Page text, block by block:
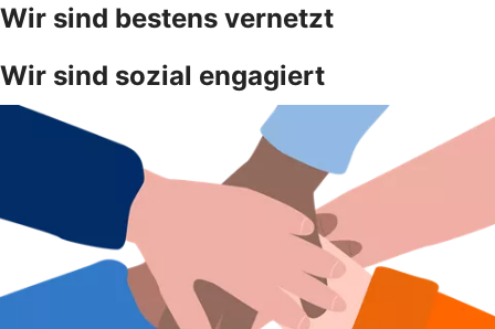
Wir sind bestens vernetzt
Wir sind sozial engagiert